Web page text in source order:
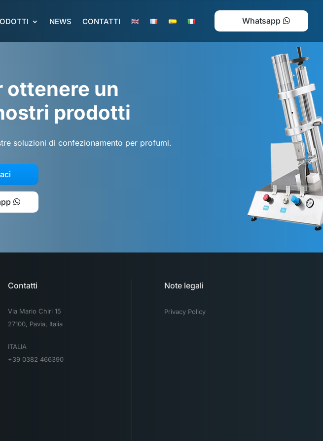
NEWS CONTATTI Whatsapp
ottenere un
prodotti
soluzioni di confezionamento per profumi.
Contatti
Via Mario Chiri 15
27100, Pavia, Italia
ITALIA
+39 0382 466390
Note legali
Privacy Policy